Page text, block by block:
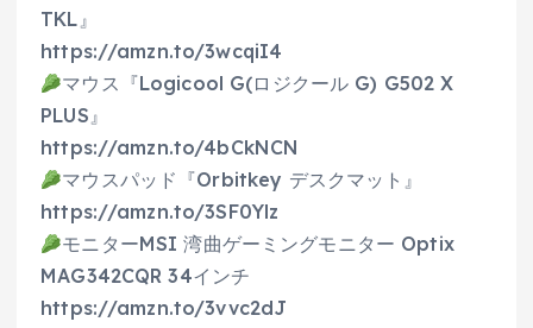
TKL』
https://amzn.to/3wcqiI4
マウス『Logicool G(ロジクール G) G502 X
PLUS』
https://amzn.to/4bCkNCN
マウスパッド『Orbitkey デスクマット』
https://amzn.to/3SF0Ylz
モニターMSI 湾曲ゲーミングモニター Optix
MAG342CQR 34インチ
https://amzn.to/3vvc2dJ